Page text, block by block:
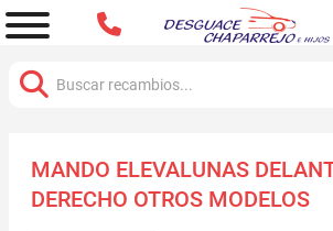
MANDO ELEVALUNAS
DERECHO OTROS MODELOS